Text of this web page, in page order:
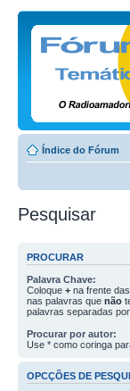
Índice do Fórum
Pesquisar
PROCURAR
Palavra Chave:
Coloque + na frente
nas palavras que não
palavras separadas por
Procurar por autor:
Use * como coringa
OPCÇÕES DE